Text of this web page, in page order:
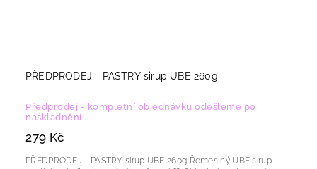
PŘEDPRODEJ - PASTRY sirup UBE 260g
Předprodej - kompletní objednávku odešleme po
naskladnění
279 Kč
PŘEDPRODEJ - PASTRY sirup UBE 260g Řemeslný UBE sirup –